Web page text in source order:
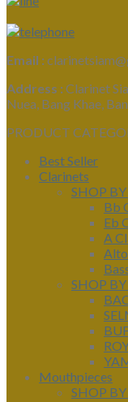
Email :
Address : Clarinet
Nuea, Bang Khae,
PRODUCT
Best Seller
Clarinets
SHOP BY
Bb
Eb
A
SHOP
Mouthpieces
SHOP BY